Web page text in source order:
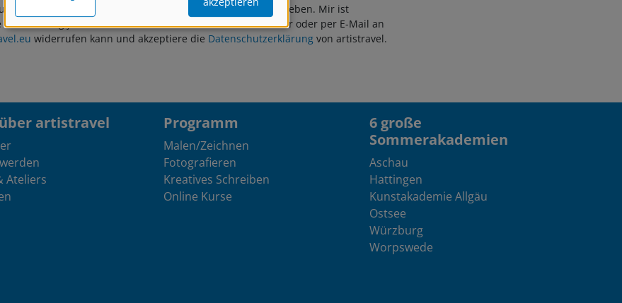
für diesen Zweck verwendet und nicht an Dritte weitergegeben. Mir ist
Zustimmung jederzeit über den Abmelde-Link im Newsletter oder per E-Mail an
widerrufen kann und akzeptiere die Datenschutzerklärung von artistravel.
artistravel
Ateliers
Programm
Malen/Zeichnen
Fotografieren
Kreatives Schreiben
Online Kurse
6 große
Sommerakademien
Aschau
Hattingen
Kunstakademie Allgäu
Ostsee
Würzburg
Worpswede